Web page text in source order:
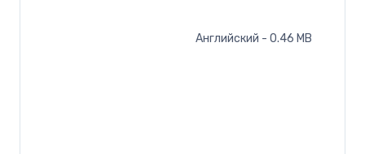
Английский - 0.46 MB